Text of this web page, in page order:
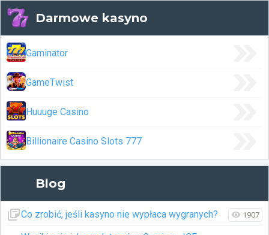
Darmowe kasyno
Gaminator
GameTwist
Huuuge Casino
Billionaire Casino Slots 777
Blog
Co zrobić, jeśli kasyno nie wypłaca wygranych? 1907